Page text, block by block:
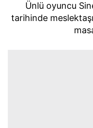
Ünlü oyuncu
tarihinde